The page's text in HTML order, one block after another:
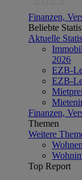
Finanzen,
Beliebte
Aktuelle
2026
EZB-
EZB-
Finanzen,
Themen
Weitere
Top Report